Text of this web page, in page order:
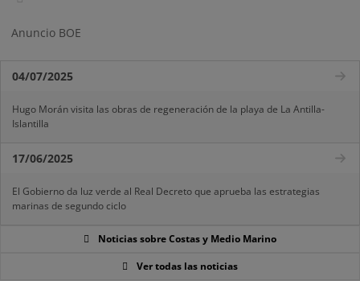
Anuncio BOE
04/07/2025
Hugo Morán visita las obras de regeneración de la playa de La Antilla-
Islantilla
17/06/2025
El Gobierno da luz verde al Real Decreto que aprueba las estrategias
marinas de segundo ciclo
Noticias sobre Costas y Medio Marino
Ver todas las noticias